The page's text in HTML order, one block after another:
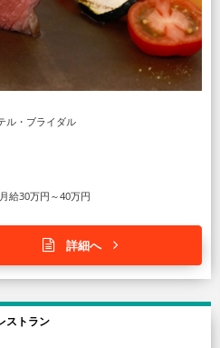
ル・ブライダル
給30万円～40万円
詳細へ
ストラン